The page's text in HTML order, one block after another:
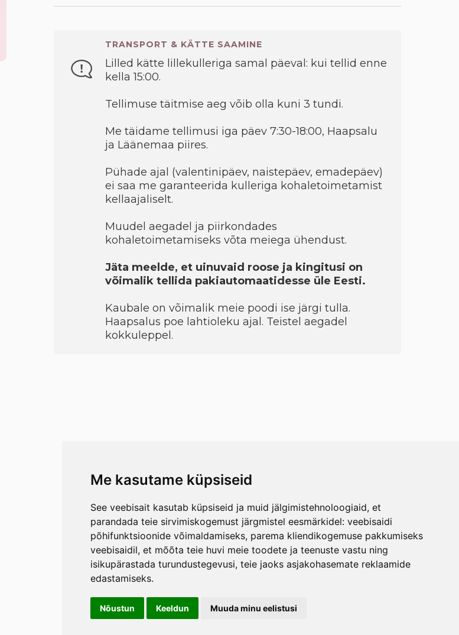
Me kasutame küpsiseid
See veebisait kasutab küpsiseid ja muid jälgimistehnoloogiaid, et
parandada teie sirvimiskogemust järgmistel eesmärkidel: veebisaidi
põhifunktsioonide võimaldamiseks, parema kliendikogemuse pakkumiseks
veebisaidil, et mõõta teie huvi meie toodete ja teenuste vastu ning
isikupärastada turundustegevusi, teie jaoks asjakohasemate reklaamide
edastamiseks.
Nõustun Keeldun Muuda minu eelistusi
TRANSPORT & KÄTTE SAAMINE
Lilled kätte lillekulleriga samal päeval: kui tellid enne
kella 15:00.
Tellimuse täitmise aeg võib olla kuni 3 tundi.
Me täidame tellimusi iga päev 7:30-18:00, Haapsalu
ja Läänemaa piires.
Pühade ajal (valentinipäev, naistepäev, emadepäev)
ei saa me garanteerida kulleriga kohaletoimetamist
kellaajaliselt.
Muudel aegadel ja piirkondades
kohaletoimetamiseks võta meiega ühendust.
Jäta meelde, et uinuvaid roose ja kingitusi on
võimalik tellida pakiautomaatidesse üle Eesti.
Kaubale on võimalik meie poodi ise järgi tulla.
Haapsalus poe lahtioleku ajal. Teistel aegadel
kokkuleppel.